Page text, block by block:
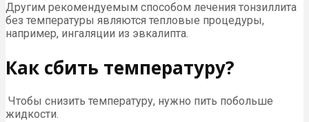
Другим рекомендуемым способом лечения тонзиллита
без температуры являются тепловые процедуры,
например, ингаляции из эвкалипта.
Как сбить температуру?
Чтобы снизить температуру, нужно пить побольше
жидкости.